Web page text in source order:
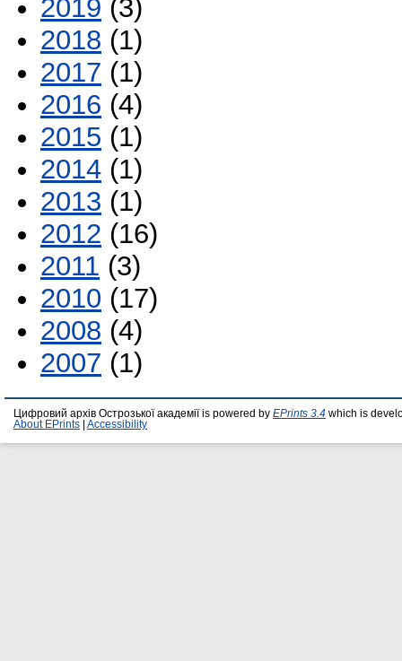
2019 (3)
2018 (1)
2017 (1)
2016 (4)
2015 (1)
2014 (1)
2013 (1)
2012 (16)
2011 (3)
2010 (17)
2008 (4)
2007 (1)
Цифровий архів Острозької академії is powered by EPrints 3.4 which is
About EPrints
Accessibility